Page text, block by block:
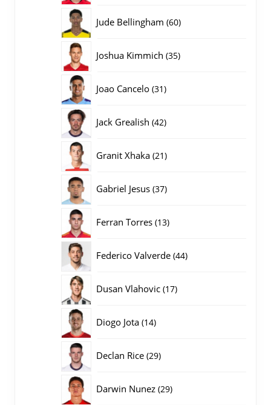
Jude Bellingham 6060
Joshua Kimmich 3535
Joao Cancelo 3131
Jack Grealish 4242
Granit Xhaka 2121
Gabriel Jesus 3737
Ferran Torres 1313
Federico Valverde 4444
Dusan Vlahovic 1717
Diogo Jota 1414
Declan Rice 2929
Darwin Nunez 2929